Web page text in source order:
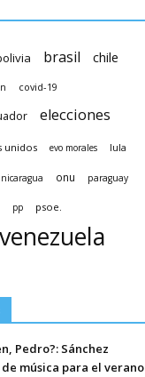
brasil
chile
covid-19
elecciones
unidos evo morales lula
nicaragua onu paraguay
pp psoe.
venezuela
Pedro?: Sánchez
de música para el verano